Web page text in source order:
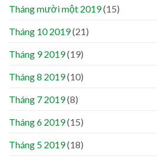
Tháng mười một 2019(15)
Tháng 10 2019(21)
Tháng 9 2019(19)
Tháng 8 2019(10)
Tháng 7 2019(8)
Tháng 6 2019(15)
Tháng 5 2019(18)